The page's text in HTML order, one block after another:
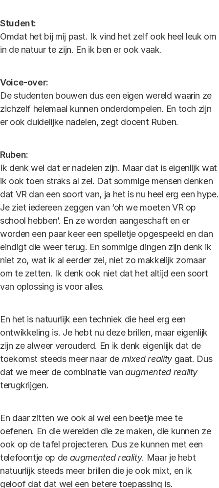
Student:
Omdat het bij mij past. Ik vind het zelf ook heel leuk om
in de natuur te zijn. En ik ben er ook vaak.
Voice-over:
De studenten bouwen dus een eigen wereld waarin ze
zichzelf helemaal kunnen onderdompelen. En toch zijn
er ook duidelijke nadelen, zegt docent Ruben.
Ruben:
Ik denk wel dat er nadelen zijn. Maar dat is eigenlijk wat
ik ook toen straks al zei. Dat sommige mensen denken
dat VR dan een soort van, ja het is nu heel erg een hype.
Je ziet iedereen zeggen van ‘oh we moeten VR op
school hebben’. En ze worden aangeschaft en er
worden een paar keer een spelletje opgespeeld en dan
eindigt die weer terug. En sommige dingen zijn denk ik
niet zo, wat ik al eerder zei, niet zo makkelijk zomaar
om te zetten. Ik denk ook niet dat het altijd een soort
van oplossing is voor alles.
En het is natuurlijk een techniek die heel erg een
ontwikkeling is. Je hebt nu deze brillen, maar eigenlijk
zijn ze alweer verouderd. En ik denk eigenlijk dat de
toekomst steeds meer naar de mixed reality gaat. Dus
dat we meer de combinatie vanaugmented reality
terugkrijgen.
En daar zitten we ook al wel een beetje mee te
oefenen. En die werelden die ze maken, die kunnen ze
ook op de tafel projecteren. Dus ze kunnen met een
telefoontje op de augmented reality. Maar je hebt
natuurlijk steeds meer brillen die je ook mixt, en ik
geloof dat dat wel een betere toepassing is.